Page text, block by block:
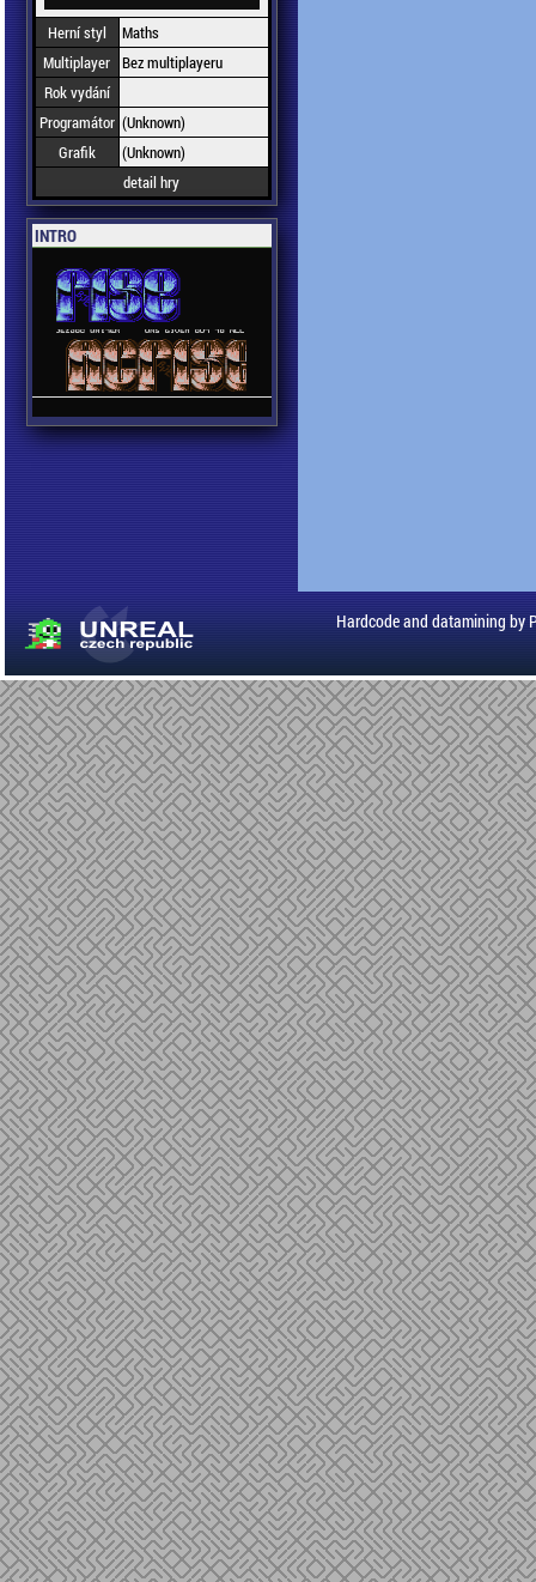
Herní styl
Maths
Multiplayer Bez multiplayeru
Rok vydání
Programátor (Unknown)
Grafik
(Unknown)
detail hry
INTRO
Hardcode and datamining by